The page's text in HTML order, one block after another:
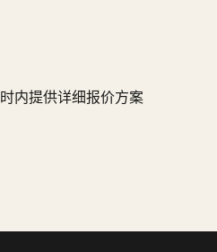
内提供详细报价方案